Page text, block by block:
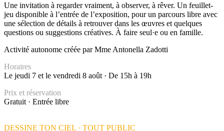
Une invitation à regarder vraiment, à observer, à rêver. Un feuillet-
jeu disponible à l’entrée de l’exposition, pour un parcours libre avec
une sélection de détails à retrouver dans les œuvres et quelques
questions ou suggestions créatives. À faire seul·e ou en famille.
Activité autonome créée par Mme Antonella Zadotti
Horaires
Le jeudi 7 et le vendredi 8 août · De 15h à 19h
Prix et réservation
Gratuit · Entrée libre
DESSINE TON CIEL · TOUT PUBLIC